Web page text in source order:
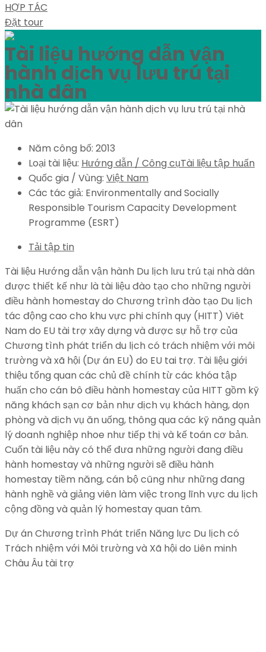
HỢP TÁC
Đặt tour
Tài liệu hướng dẫn vận
hành dịch vụ lưu trú tại
nhà dân
Năm công bố: 2013
Loại tài liệu: Hướng dẫn / Công cụTài liệu tập huấn
Quốc gia / Vùng: Việt Nam
Các tác giả: Environmentally and Socially
Responsible Tourism Capacity Development
Programme (ESRT)
Tải tập tin
Tài liệu Hướng dẫn vận hành Du lịch lưu trú tại nhà dân
được thiết kế như là tài liệu đào tạo cho những người
điều hành homestay do Chương trình đào tạo Du lịch
tác động cao cho khu vực phi chính quy (HITT) Viêt
Nam do EU tài trợ xây dựng và được sự hỗ trợ của
Chương tình phát triển du lịch có trách nhiệm với môi
trường và xã hội (Dự án EU) do EU tai trợ. Tài liệu giới
thiệu tổng quan các chủ đề chính từ các khóa tập
huấn cho cán bô điều hành homestay của HITT gồm kỹ
năng khách sạn cơ bản như dịch vụ khách hàng, dọn
phòng và dịch vụ ăn uống, thông qua các kỹ năng quản
lý doanh nghiệp nhoe như tiếp thị và kế toán cơ bản.
Cuốn tài liệu này có thể đưa những người đang điều
hành homestay và những người sẽ điều hành
homestay tiềm năng, cán bộ cũng như những đang
hành nghề và giảng viên làm việc trong lĩnh vực du lịch
cộng đồng và quản lý homestay quan tâm.
Dự án Chương trình Phát triển Năng lực Du lịch có
Trách nhiệm với Môi trường và Xã hội do Liên minh
Châu Âu tài trợ